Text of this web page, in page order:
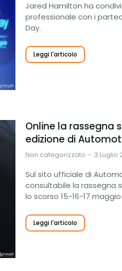
Jared Hamilton ha
professionale con i
Day.
Leggi l'articolo
Online la rassegna
edizione di
Non categorizzato 3 Luglio
Sul sito ufficiale di
consultabile la rassegna
lo scorso 15-16-17
Leggi l'articolo